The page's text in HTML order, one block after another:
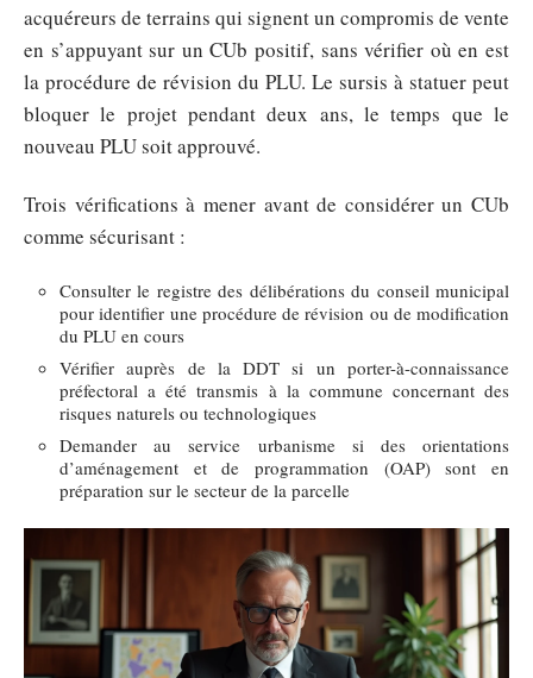
acquéreurs de terrains qui signent un compromis de vente
en s’appuyant sur un CUb positif, sans vérifier où en est
la procédure de révision du PLU. Le sursis à statuer peut
bloquer le projet pendant deux ans, le temps que le
nouveau PLU soit approuvé.
Trois vérifications à mener avant de considérer un CUb
comme sécurisant :
Consulter le registre des délibérations du conseil municipal
pour identifier une procédure de révision ou de modification
du PLU en cours
Vérifier auprès de la DDT si un porter-à-connaissance
préfectoral a été transmis à la commune concernant des
risques naturels ou technologiques
Demander au service urbanisme si des orientations
d’aménagement et de programmation (OAP) sont en
préparation sur le secteur de la parcelle